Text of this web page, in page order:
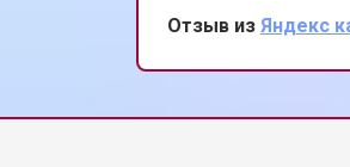
усилитель
доволен
скоростью
Отзыв из Яндекс